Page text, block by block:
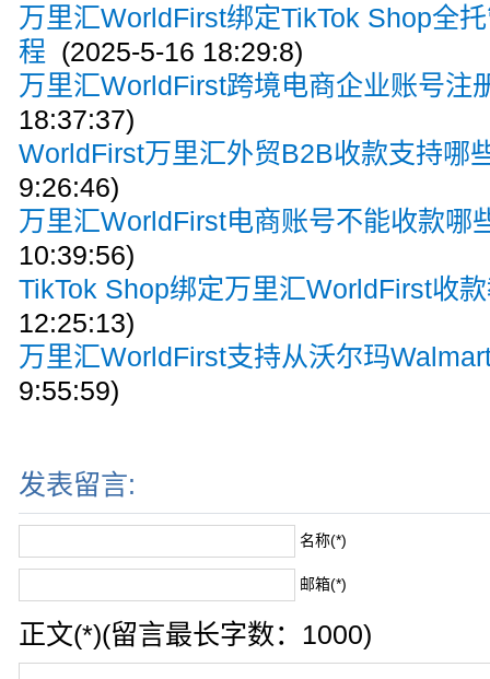
万里汇WorldFirst绑定TikTok Shop全
程 (2025-5-16 18:29:8)
万里汇WorldFirst跨境电商企业账号注
18:37:37)
WorldFirst万里汇外贸B2B收款支持哪
9:26:46)
万里汇WorldFirst电商账号不能收款哪
10:39:56)
TikTok Shop绑定万里汇WorldFirst收
12:25:13)
万里汇WorldFirst支持从沃尔玛
9:55:59)
发表留言:
名称(*)
邮箱(*)
正文(*)(留言最长字数：1000)